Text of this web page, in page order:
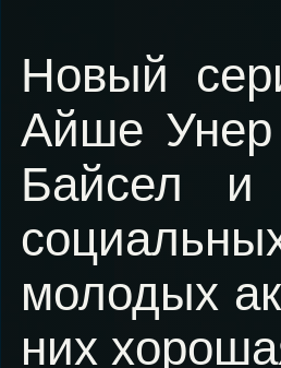
Новый
Айше
Байсел и
молодых
них